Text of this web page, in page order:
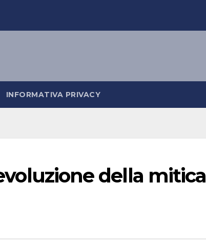
INFORMATIVA PRIVACY
della mitica